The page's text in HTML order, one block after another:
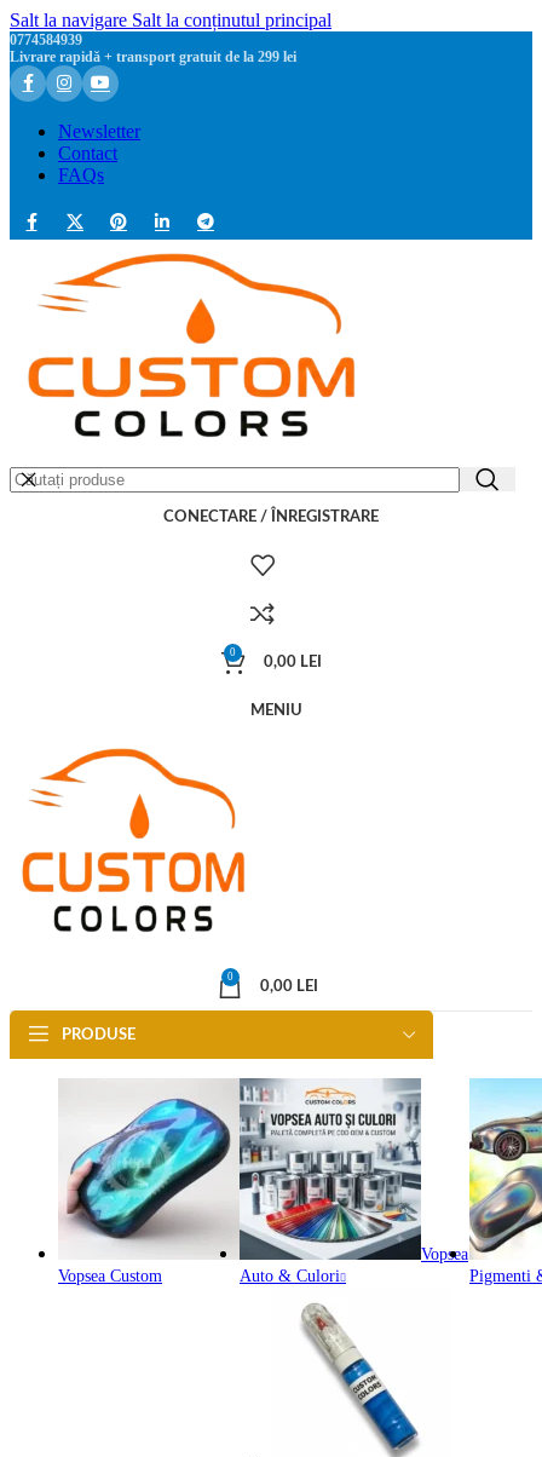
Salt la navigare Salt la conținutul principal
0774584939
Livrare rapidă + transport gratuit de la 299 lei
Newsletter
Contact
FAQs
CONECTARE / ÎNREGISTRARE
0
0,00 LEI
MENIU
0
0,00 LEI
PRODUSE
Vopsea Custom
Vopsea
Auto & Culori
Pigmenti